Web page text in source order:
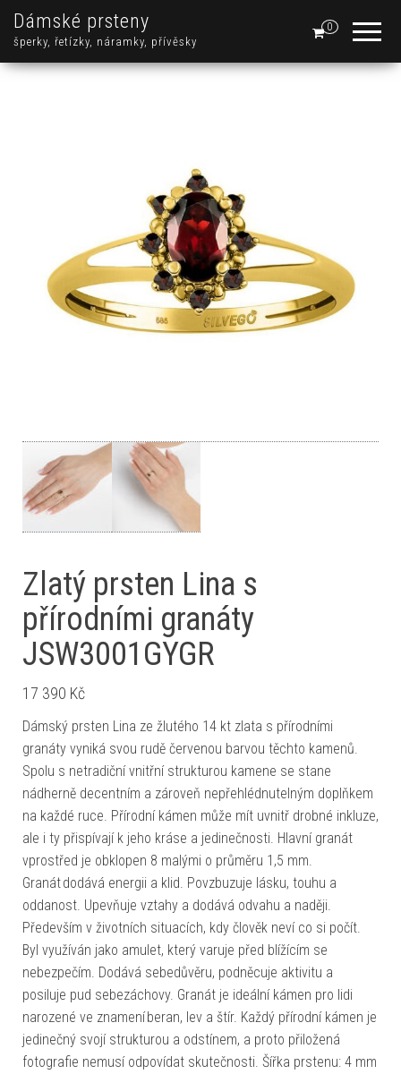
Dámské prsteny
šperky, řetízky, náramky, přívěsky
0
Zlatý prsten Lina s
přírodními granáty
JSW3001GYGR
17 390 Kč
Dámský prsten Lina ze žlutého 14 kt zlata s přírodními
granáty vyniká svou rudě červenou barvou těchto kamenů.
Spolu s netradiční vnitřní strukturou kamene se stane
nádherně decentním a zároveň nepřehlédnutelným doplňkem
na každé ruce. Přírodní kámen může mít uvnitř drobné inkluze,
ale i ty přispívají k jeho kráse a jedinečnosti. Hlavní granát
vprostřed je obklopen 8 malými o průměru 1,5 mm.
Granát dodává energii a klid. Povzbuzuje lásku, touhu a
oddanost. Upevňuje vztahy a dodává odvahu a naději.
Především v životních situacích, kdy člověk neví co si počít.
Byl využíván jako amulet, který varuje před blížícím se
nebezpečím. Dodává sebedůvěru, podněcuje aktivitu a
posiluje pud sebezáchovy. Granát je ideální kámen pro lidi
narozené ve znamení beran, lev a štír. Každý přírodní kámen je
jedinečný svojí strukturou a odstínem, a proto přiložená
fotografie nemusí odpovídat skutečnosti. Šířka prstenu: 4 mm